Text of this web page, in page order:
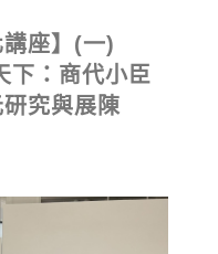
講座】(一)
：商代小臣
究與展陳